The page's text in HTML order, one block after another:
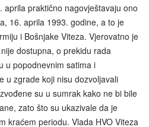
aprila praktično nagovještavaju ono
16. aprila 1993. godine, a to je
i Bošnjake Viteza. Vjerovatno je
dostupna, o prekidu rada
u popodnevnim satima i
u zgrade koji nisu dozvoljavali
su u sumrak kako ne bi bile
zato što su ukazivale da je
kraćem periodu. Vlada HVO Viteza